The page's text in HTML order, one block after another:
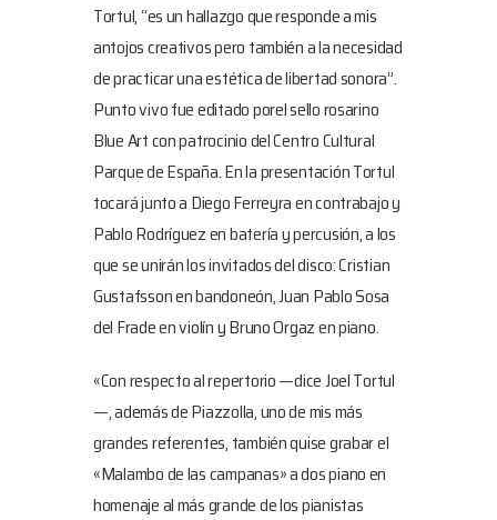
Tortul, “es un hallazgo que responde a mis
antojos creativos pero también a la necesidad
de practicar una estética de libertad sonora”.
Punto vivo fue editado porel sello rosarino
Blue Art con patrocinio del Centro Cultural
Parque de España. En la presentación Tortul
tocará junto a Diego Ferreyra en contrabajo y
Pablo Rodríguez en batería y percusión, a los
que se unirán los invitados del disco: Cristian
Gustafsson en bandoneón, Juan Pablo Sosa
del Frade en violín y Bruno Orgaz en piano.
«Con respecto al repertorio —dice Joel Tortul
—, además de Piazzolla, uno de mis más
grandes referentes, también quise grabar el
«Malambo de las campanas» a dos piano en
homenaje al más grande de los pianistas